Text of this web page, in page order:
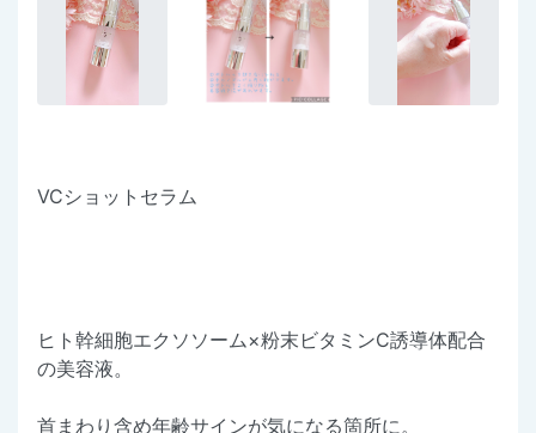
VCショットセラム
ヒト幹細胞エクソソーム×粉末ビタミンC誘導体配合
の美容液。
首まわり含め年齢サインが気になる箇所に。